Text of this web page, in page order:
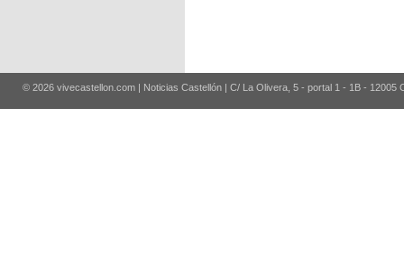
© 2026 vivecastellon.com | Noticias Castellón | C/ La Olivera, 5 - portal 1 - 1B - 12005